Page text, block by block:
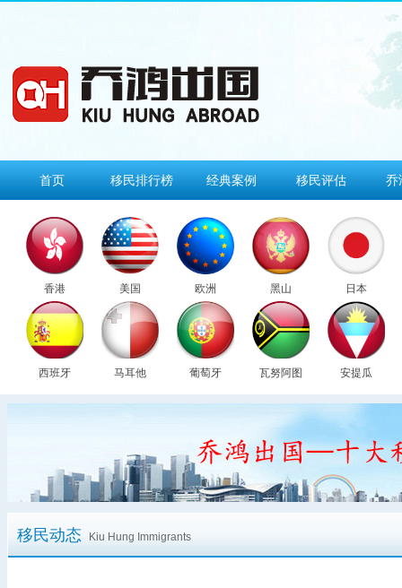
首页 移民排行榜 经典案例 移民评估 乔
香港 美国 欧洲 黑山 日本
西班牙 马耳他 葡萄牙 瓦努阿图 安提瓜
移民动态 Kiu Hung Immigrants